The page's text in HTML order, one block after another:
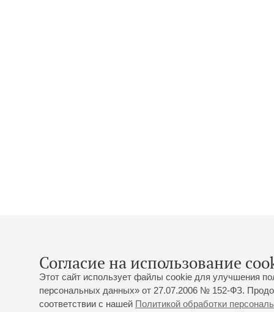
Согласие на использование
Этот сайт использует файлы cookie для улучшения
персональных данных» от 27.07.2006 № 152-ФЗ.
соответствии с нашей Политикой обработки